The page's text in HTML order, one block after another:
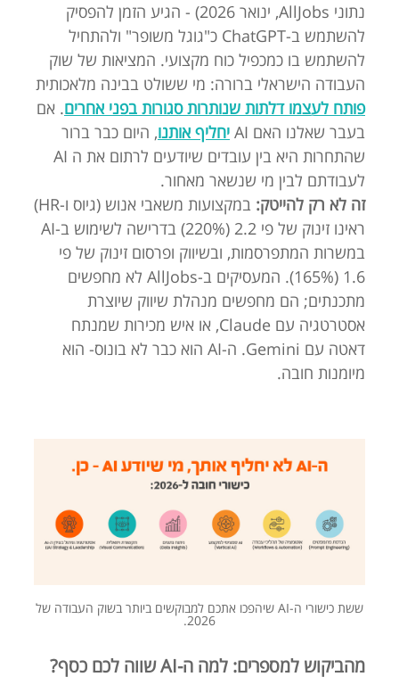
נתוני AllJobs, ינואר 2026) - הגיע הזמן להפסיק
להשתמש ב-ChatGPT כ"גוגל משופר" ולהתחיל
להשתמש בו כמכפיל כוח מקצועי. המציאות של שוק
העבודה הישראלי ברורה: מי ששולט בבינה מלאכותית
פותח לעצמו דלתות שנותרות סגורות בפני אחרים. אם
בעבר שאלנו האם AI
יחליף אותנו, היום כבר ברור
שהתחרות היא בין עובדים שיודעים לרתום את ה AI
לעבודתם לבין מי שנשאר מאחור.
זה לא רק להייטק:
במקצועות משאבי אנוש (גיוס ו-HR)
ראינו זינוק של פי 2.2 (220%) בדרישה לשימוש ב-AI
במשרות המתפרסמות, ובשיווק ופרסום זינוק של פי
1.6 (165%). המעסיקים ב-AllJobs לא מחפשים
מתכנתים; הם מחפשים מנהלת שיווק שיוצרת
אסטרטגיה עם Claude, או איש מכירות שמנתח
דאטה עם Gemini. ה-AI הוא כבר לא בונוס- הוא
מיומנות חובה.
ששת כישורי ה-AI שיהפכו אתכם למבוקשים ביותר בשוק העבודה של
2026.
מהביקוש למספרים: למה ה-AI שווה לכם כסף?